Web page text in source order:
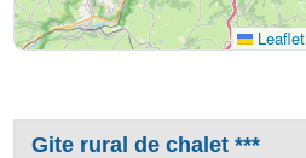
Leaflet
Gite rural de chalet ***